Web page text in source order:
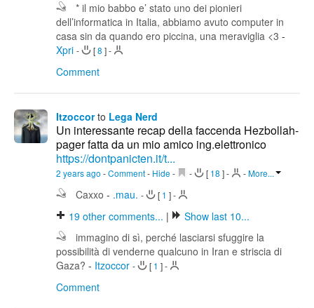
* il mio babbo e’ stato uno dei pionieri
dell’informatica in Italia, abbiamo avuto computer in
casa sin da quando ero piccina, una meraviglia <3 -
Xpri - [8 ]-
Comment
Itzoccor to Lega Nerd
Un interessante recap della faccenda Hezbollah-
pager fatta da un mio amico ing.elettronico
https://dontpanicten.it/t...
2 years ago -Comment- Hide - - [ 18 ]- -More...
Caxxo - .mau. - [ 1 ]-
19 other comments... |
Show last 10...
immagino di sì, perché lasciarsi sfuggire la
possibilità di venderne qualcuno in Iran e striscia di
Gaza? - Itzoccor - [ 1 ]-
Comment